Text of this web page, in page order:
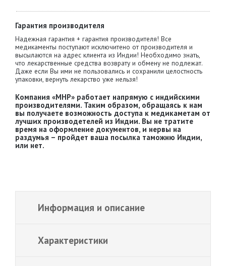
Гарантия производителя
Надежная гарантия + гарантия производителя! Все
медикаменты поступают исключитено от производителя и
высылаются на адрес клиента из Индии! Необходимо знать,
что лекарственные средства возврату и обмену не подлежат.
Даже если Вы ими не пользовались и сохранили целостность
упаковки, вернуть лекарство уже нельзя!
Компания «MHP» работает напрямую с индийскими
производителями. Таким образом, обращаясь к нам
вы получаете возможность доступа к медикаметам от
лучших производетелей из Индии. Вы не тратите
время на оформление документов, и нервы на
раздумья – пройдет ваша посылка таможню Индии,
или нет.
Информация и описание
Характеристики